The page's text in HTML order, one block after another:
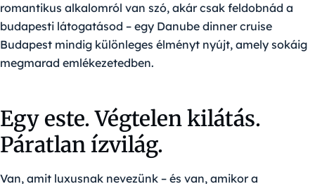
romantikus alkalomról van szó, akár csak feldobnád a
budapesti látogatásod – egy Danube dinner cruise
Budapest mindig különleges élményt nyújt, amely sokáig
megmarad emlékezetedben.
Egy este. Végtelen kilátás.
Páratlan ízvilág.
Van, amit luxusnak nevezünk – és van, amikor a